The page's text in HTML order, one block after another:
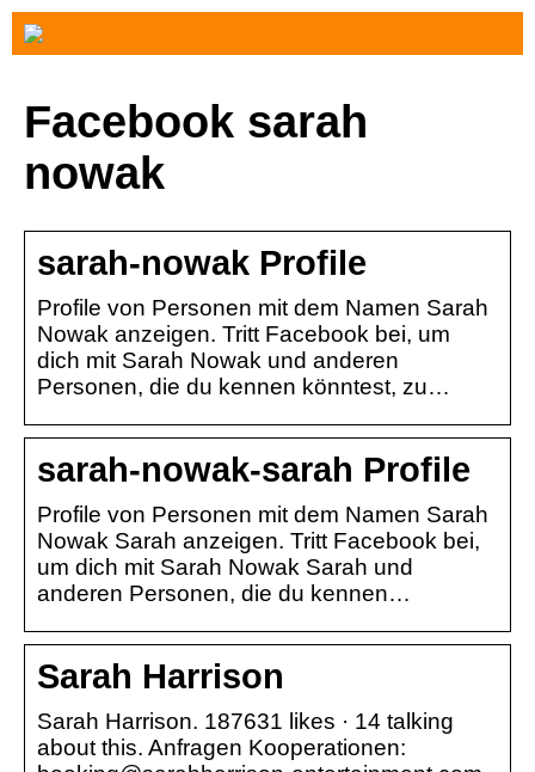
Facebook sarah
nowak
sarah-nowak Profile
Profile von Personen mit dem Namen Sarah
Nowak anzeigen. Tritt Facebook bei, um
dich mit Sarah Nowak und anderen
Personen, die du kennen könntest, zu…
sarah-nowak-sarah Profile
Profile von Personen mit dem Namen Sarah
Nowak Sarah anzeigen. Tritt Facebook bei,
um dich mit Sarah Nowak Sarah und
anderen Personen, die du kennen…
Sarah Harrison
Sarah Harrison. 187631 likes · 14 talking
about this. Anfragen Kooperationen: